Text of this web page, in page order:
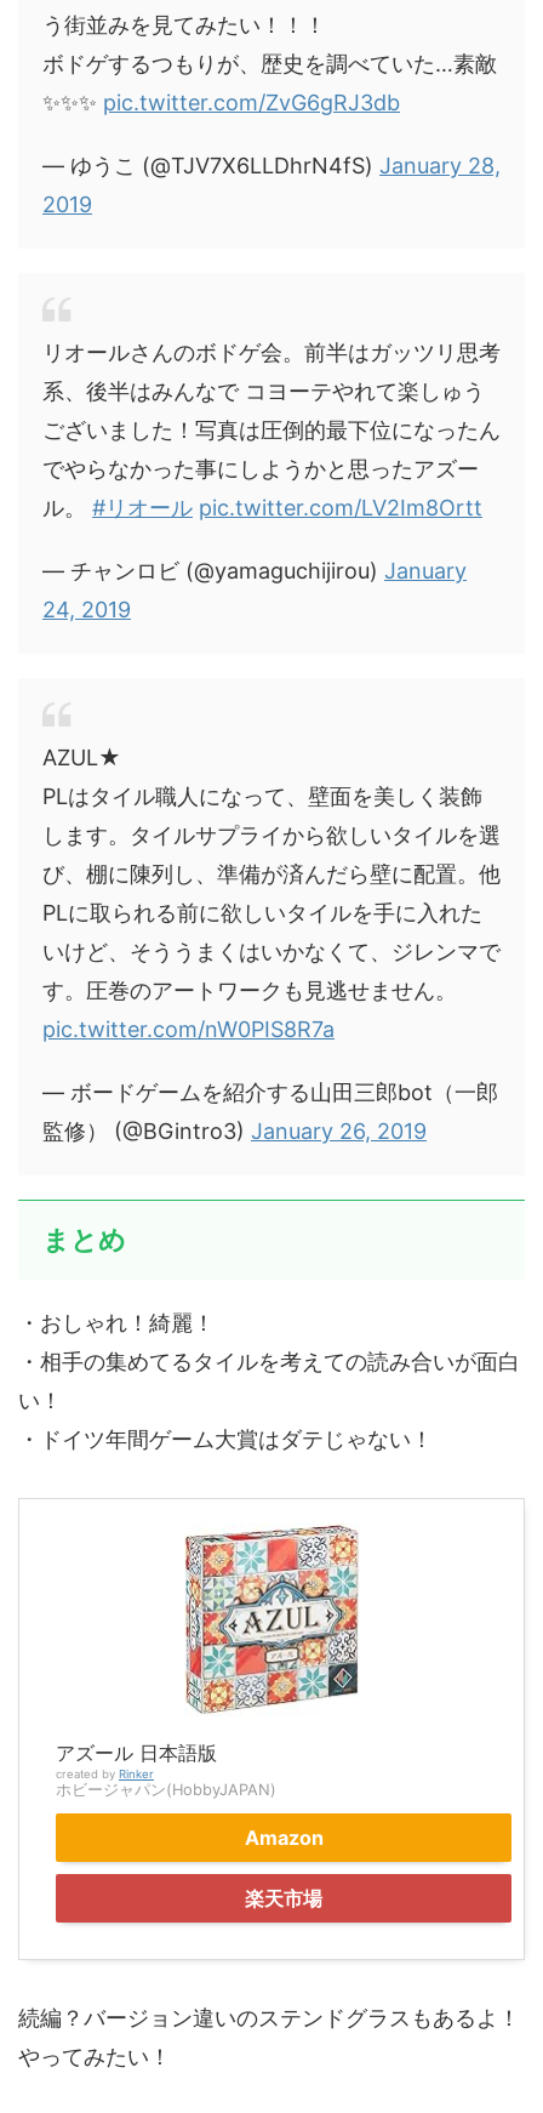
う街並みを見てみたい！！！
ボドゲするつもりが、歴史を調べていた…素敵
✨✨✨ pic.twitter.com/ZvG6gRJ3db
— ゆうこ (@TJV7X6LLDhrN4fS) January 28,
2019
リオールさんのボドゲ会。前半はガッツリ思考
系、後半はみんなで コヨーテやれて楽しゅう
ございました！写真は圧倒的最下位になったん
でやらなかった事にしようかと思ったアズー
ル。 #リオール pic.twitter.com/LV2Im8Ortt
— チャンロビ (@yamaguchijirou) January
24, 2019
AZUL★
PLはタイル職人になって、壁面を美しく装飾
します。タイルサプライから欲しいタイルを選
び、棚に陳列し、準備が済んだら壁に配置。他
PLに取られる前に欲しいタイルを手に入れた
いけど、そううまくはいかなくて、ジレンマで
す。圧巻のアートワークも見逃せません。
pic.twitter.com/nW0PIS8R7a
— ボードゲームを紹介する山田三郎bot（一郎
監修） (@BGintro3) January 26, 2019
まとめ
・おしゃれ！綺麗！
・相手の集めてるタイルを考えての読み合いが面白
い！
・ドイツ年間ゲーム大賞はダテじゃない！
アズール 日本語版
created by Rinker
ホビージャパン(HobbyJAPAN)
Amazon
楽天市場
続編？バージョン違いのステンドグラスもあるよ！
やってみたい！